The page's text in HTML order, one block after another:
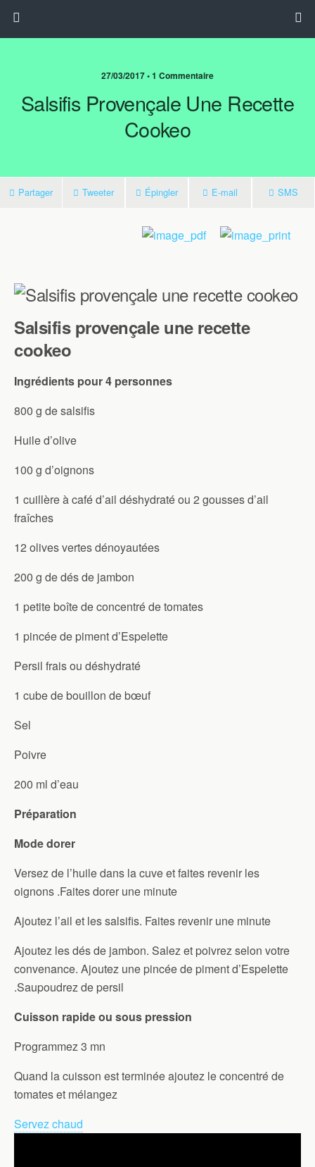
27/03/2017 • 1 Commentaire
Salsifis Provençale Une Recette
Cookeo
Partager Tweeter Épingler E-mail SMS
Salsifis provençale une recette
cookeo
Ingrédients pour 4 personnes
800 g de salsifis
Huile d’olive
100 g d’oignons
1 cuillère à café d’ail déshydraté ou 2 gousses d’ail
fraîches
12 olives vertes dénoyautées
200 g de dés de jambon
1 petite boîte de concentré de tomates
1 pincée de piment d’Espelette
Persil frais ou déshydraté
1 cube de bouillon de bœuf
Sel
Poivre
200 ml d’eau
Préparation
Mode dorer
Versez de l’huile dans la cuve et faites revenir les
oignons .Faites dorer une minute
Ajoutez l’ail et les salsifis. Faites revenir une minute
Ajoutez les dés de jambon. Salez et poivrez selon votre
convenance. Ajoutez une pincée de piment d’Espelette
.Saupoudrez de persil
Cuisson rapide ou sous pression
Programmez 3 mn
Quand la cuisson est terminée ajoutez le concentré de
tomates et mélangez
Servez chaud